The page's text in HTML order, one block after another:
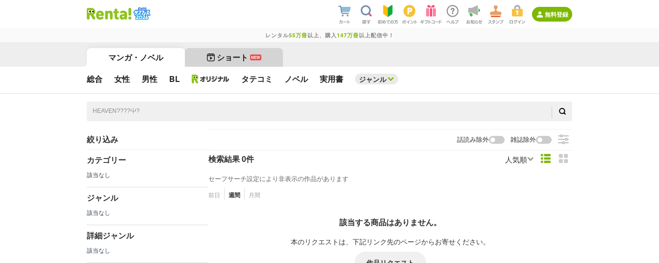
無料登録
レンタル55万冊以上、購入 147万冊以上配信中！
マンガ・ノベル ショート NEW
総合 女性 男性 BL タテコミ ノベル 実用書 ジャンル
絞り込み
カテゴリー
該当なし
ジャンル
該当なし
詳細ジャンル
該当なし
話読み除外 雑誌除外
検索結果 0件 人気順
セーフサーチ設定により非表示の作品があります
前日 週間 月間
該当する商品はありません。
本のリクエストは、下記リンク先のページからお寄せください。